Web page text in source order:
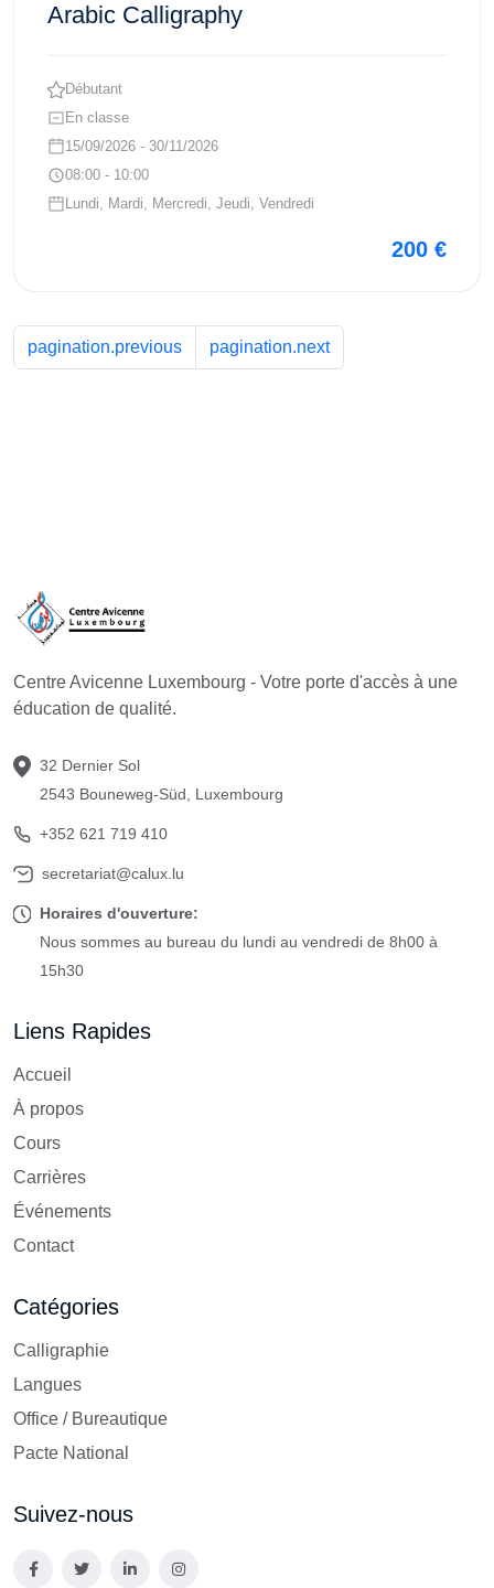
Arabic Calligraphy
Débutant
En classe
15/09/2026 - 30/11/2026
08:00 - 10:00
Lundi, Mardi, Mercredi, Jeudi, Vendredi
200 €
Voir ce cours
pagination.previous
pagination.next
Centre Avicenne Luxembourg - Votre porte d'accès à une
éducation de qualité.
32 Dernier Sol
2543 Bouneweg-Süd, Luxembourg
+352 621 719 410
secretariat@calux.lu
Horaires d'ouverture:
Nous sommes au bureau du lundi au vendredi de 8h00 à
15h30
Liens Rapides
Accueil
À propos
Cours
Carrières
Événements
Contact
Catégories
Calligraphie
Langues
Office / Bureautique
Pacte National
Suivez-nous